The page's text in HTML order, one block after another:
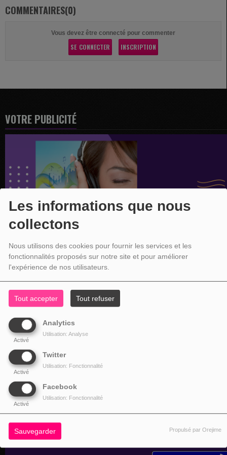
Les informations que nous
collectons
Nous utilisons des cookies pour fournir les services et les
fonctionnalités proposés sur notre site et pour améliorer
l'expérience de nos utilisateurs.
Tout accepter Tout refuser
Analytics
Activé
Utilisation: Analyse
Twitter
Activé
Utilisation: Fonctionnalité
Facebook
Activé
Utilisation: Fonctionnalité
Sauvegarder Propulsé par Orejime
COMMENTAIRES(0)
Vous devez être connecté pour commenter
SE CONNECTER INSCRIPTION
VOTRE PUBLICITÉ